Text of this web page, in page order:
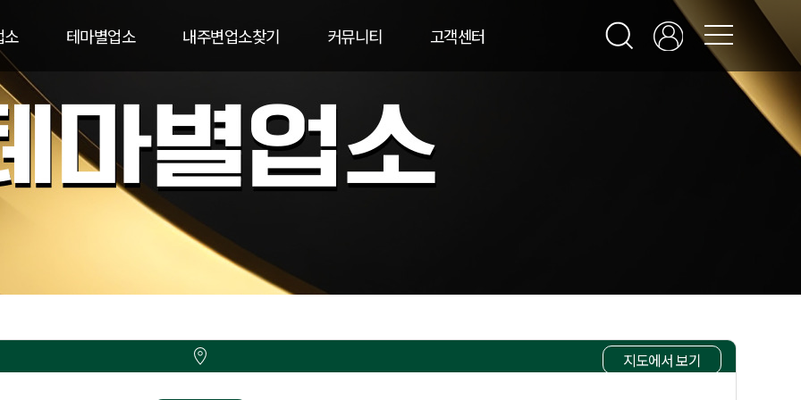
소 테마별업소 내주변업소찾기 커뮤니티 고객센터
지도에서 보기